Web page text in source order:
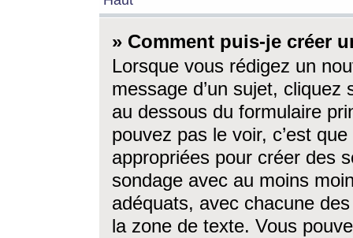
» Comment puis-je créer
Lorsque vous rédigez un
message d’un sujet, cliquez
au dessous du formulaire
pouvez pas le voir, c’est
appropriées pour créer des
sondage avec au moins
adéquats, avec chacune
la zone de texte. Vous